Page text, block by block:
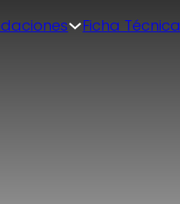
Ficha Técnica